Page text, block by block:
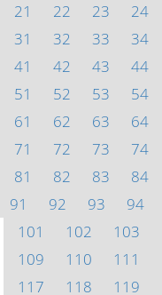
21
22 23 24
31
32 33 34
41
42 43 44
51
52 53 54
61
62 63 64
71
72 73 74
81
82 83 84
91
92 93 94
101
102 103
109
110 111
117
118 119